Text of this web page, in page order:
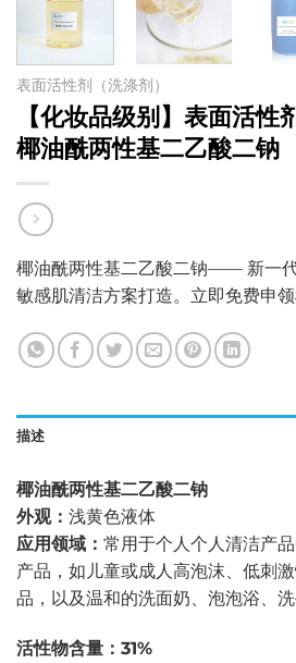
表面活性剂（洗涤剂）
【化妆品级别】表面活性
椰油酰两性基二乙酸二钠
椰油酰两性基二乙酸二钠—— 新一
敏感肌清洁方案打造。立即免费申
描述
椰油酰两性基二乙酸二钠
外观： 浅黄色液体
应用领域： 常用于个人个人清洁产
产品，如儿童或成人高泡沫、低刺
品，以及温和的洗面奶、泡泡浴、洗
活性物含量：31%